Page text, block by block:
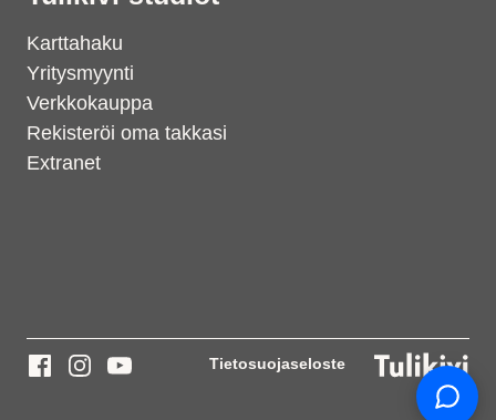
Karttahaku
Yritysmyynti
Verkkokauppa
Rekisteröi oma takkasi
Extranet
Tietosuojaseloste
today?